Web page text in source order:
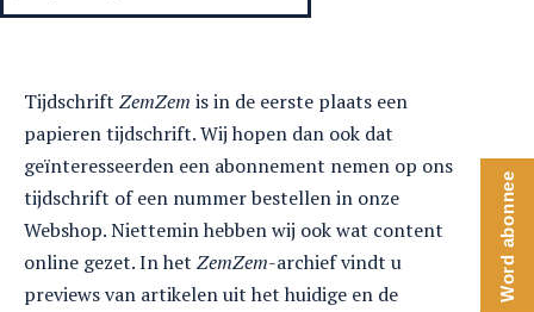
Tijdschrift ZemZem is in de eerste plaats een
papieren tijdschrift. Wij hopen dan ook dat
geïnteresseerden een abonnement nemen op ons
tijdschrift of een nummer bestellen in onze
Webshop. Niettemin hebben wij ook wat content
online gezet. In het ZemZem-archief vindt u
previews van artikelen uit het huidige en de
Word abonnee